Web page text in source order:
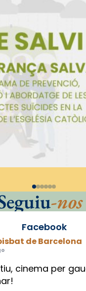
-nos
Facebook
de Barcelona
cinema per